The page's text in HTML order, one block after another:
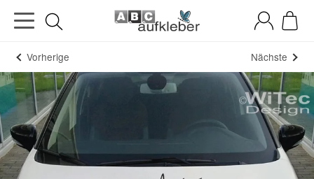
Vorherige Nächste